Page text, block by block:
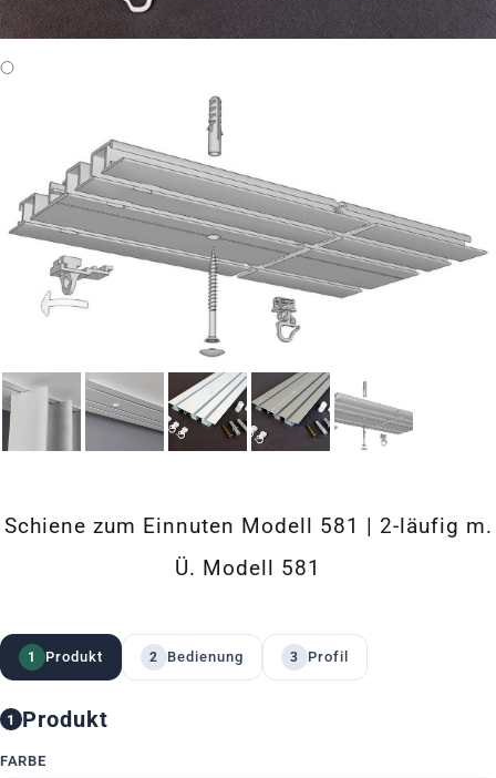
Schiene zum Einnuten Modell 581 | 2-läufig m.
Ü. Modell 581
1 Produkt 2 Bedienung 3 Profil
1 Produkt
FARBE